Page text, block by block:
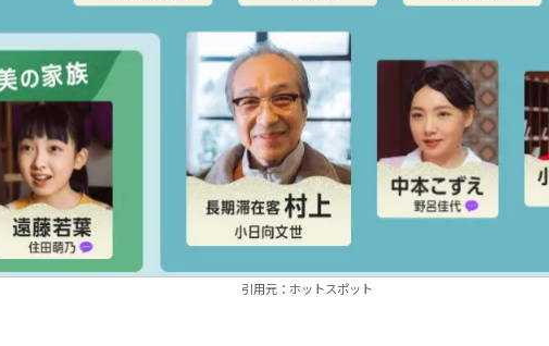
引用元：ホットスポット